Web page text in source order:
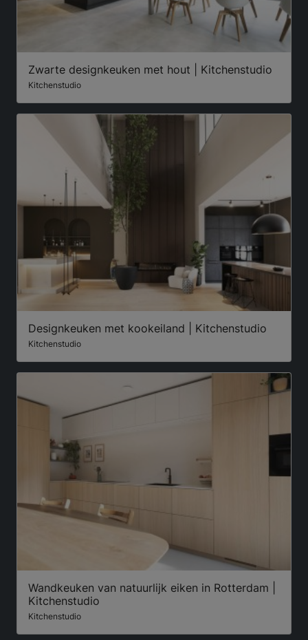
Zwarte designkeuken met hout | Kitchenstudio
Kitchenstudio
Designkeuken met kookeiland | Kitchenstudio
Kitchenstudio
Wandkeuken van natuurlijk eiken in Rotterdam |
Kitchenstudio
Kitchenstudio